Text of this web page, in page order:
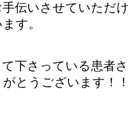
伝いさせていただけ
す。
下さっている患者さ
とうございます！！